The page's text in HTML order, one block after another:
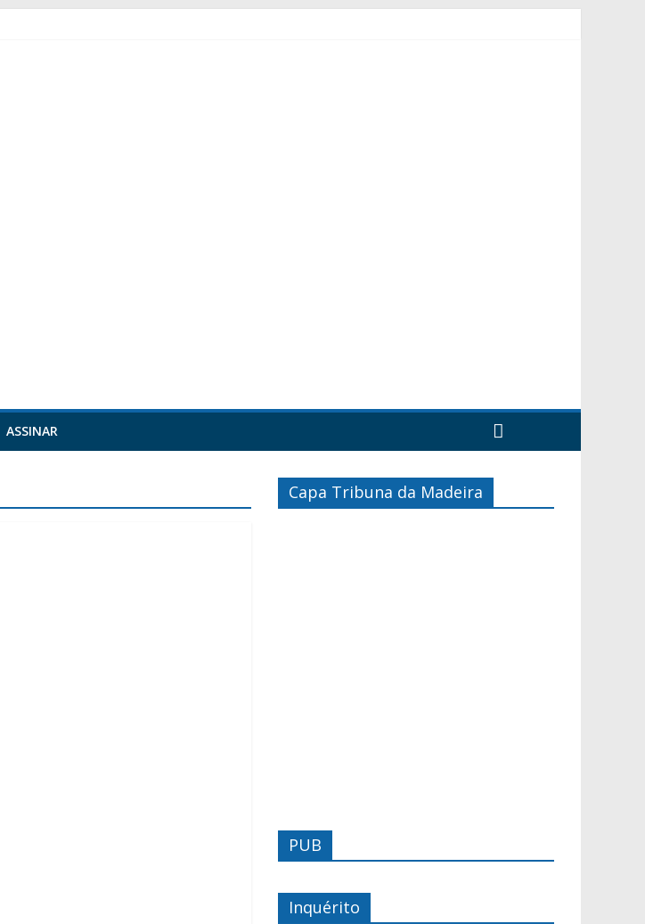
ASSINAR
Capa Tribuna da Madeira
PUB
Inquérito